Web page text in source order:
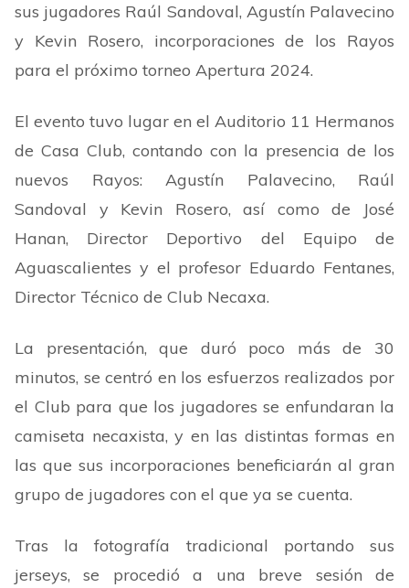
sus jugadores Raúl Sandoval, Agustín Palavecino
y Kevin Rosero, incorporaciones de los Rayos
para el próximo torneo Apertura 2024.
El evento tuvo lugar en el Auditorio 11 Hermanos
de Casa Club, contando con la presencia de los
nuevos Rayos: Agustín Palavecino, Raúl
Sandoval y Kevin Rosero, así como de José
Hanan, Director Deportivo del Equipo de
Aguascalientes y el profesor Eduardo Fentanes,
Director Técnico de Club Necaxa.
La presentación, que duró poco más de 30
minutos, se centró en los esfuerzos realizados por
el Club para que los jugadores se enfundaran la
camiseta necaxista, y en las distintas formas en
las que sus incorporaciones beneficiarán al gran
grupo de jugadores con el que ya se cuenta.
Tras la fotografía tradicional portando sus
jerseys, se procedió a una breve sesión de